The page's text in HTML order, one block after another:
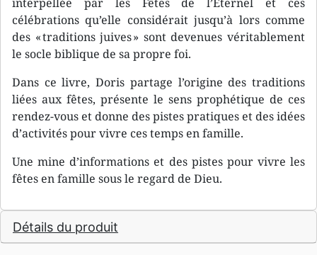
célébrations qu’elle considérait jusqu’à lors comme
des « traditions juives » sont devenues véritablement
le socle biblique de sa propre foi.
Dans ce livre, Doris partage l’origine des traditions
liées aux fêtes, présente le sens prophétique de ces
rendez-vous et donne des pistes pratiques et des idées
d’activités pour vivre ces temps en famille.
Une mine d’informations et des pistes pour vivre les
fêtes en famille sous le regard de Dieu.
Détails du produit